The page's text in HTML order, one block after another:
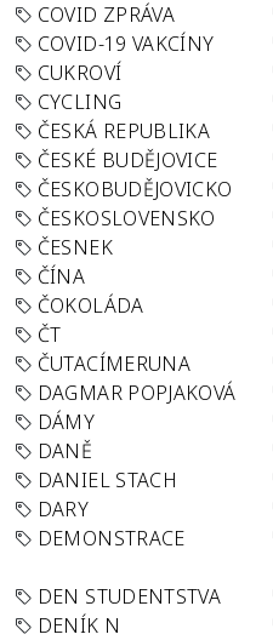
COVID ZPRÁVA
COVID-19 VAKCÍNY
CUKROVÍ
CYCLING
ČESKÁ REPUBLIKA
ČESKÉ BUDĚJOVICE
ČESKOBUDĚJOVICKO
ČESKOSLOVENSKO
ČESNEK
ČÍNA
ČOKOLÁDA
ČT
ČUTACÍMERUNA
DAGMAR POPJAKOVÁ
DÁMY
DANĚ
DANIEL STACH
DARY
DEMONSTRACE
DEN STUDENTSTVA
DENÍK N